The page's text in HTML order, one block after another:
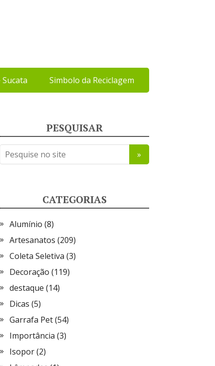
Simbolo da Reciclagem
PESQUISAR
CATEGORIAS
Alumínio (8)
Artesanatos (209)
Coleta Seletiva (3)
Decoração (119)
destaque (14)
Dicas (5)
Garrafa Pet(54)
Importância (3)
Isopor(2)